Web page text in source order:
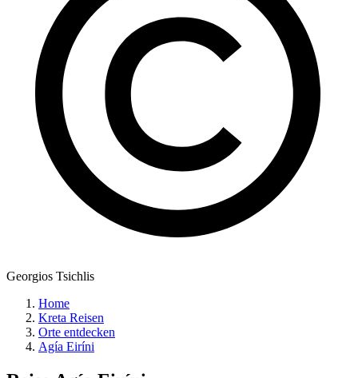
Georgios Tsichlis
Home
Kreta Reisen
Orte entdecken
Agía Eiríni